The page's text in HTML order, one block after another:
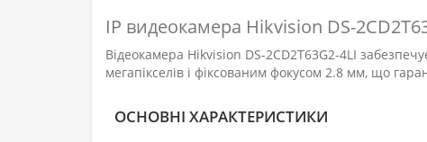
IP видеокамера Hikvision DS-
Відеокамера Hikvision DS-2CD2T63G2-4LI
мегапікселів і фіксованим фокусом 2.8 мм, що
ОСНОВНІ ХАРАКТЕРИСТИКИ